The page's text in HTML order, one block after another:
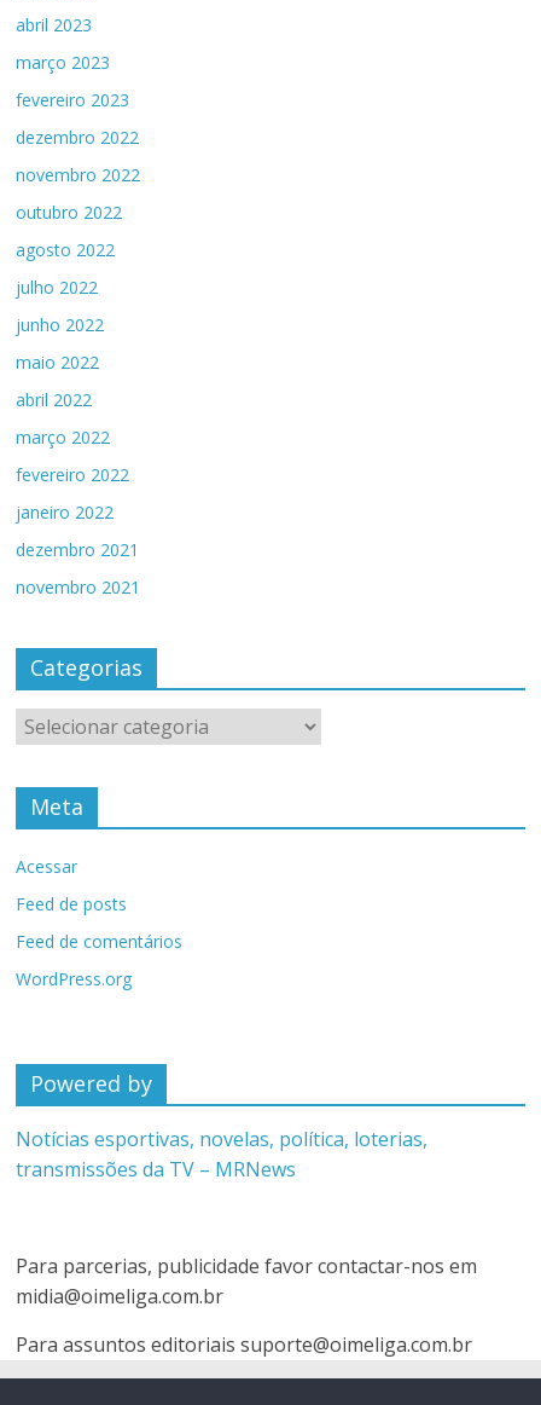
abril 2023
março 2023
fevereiro 2023
dezembro 2022
novembro 2022
outubro 2022
agosto 2022
julho 2022
junho 2022
maio 2022
abril 2022
março 2022
fevereiro 2022
janeiro 2022
dezembro 2021
novembro 2021
Categorias
Categorias
Meta
Acessar
Feed de posts
Feed de comentários
WordPress.org
Powered by
Notícias esportivas, novelas, política, loterias,
transmissões da TV – MRNews
Para parcerias, publicidade favor contactar-nos em
midia@oimeliga.com.br
Para assuntos editoriaissuporte@oimeliga.com.br